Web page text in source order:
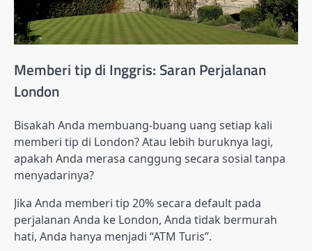
Memberi tip di Inggris: Saran Perjalanan
London
Bisakah Anda membuang-buang uang setiap kali
memberi tip di London? Atau lebih buruknya lagi,
apakah Anda merasa canggung secara sosial tanpa
menyadarinya?
Jika Anda memberi tip 20% secara default pada
perjalanan Anda ke London, Anda tidak bermurah
hati, Anda hanya menjadi “ATM Turis”.